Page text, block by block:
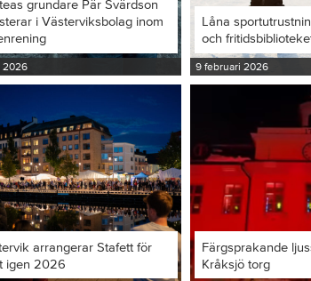
grundare Pär Svärdson
i Västerviksbolag inom
2026
Låna
och
9 februari 2026
arrangerar Stafett för
igen 2026
Färgsprakande
Kråksjö torg